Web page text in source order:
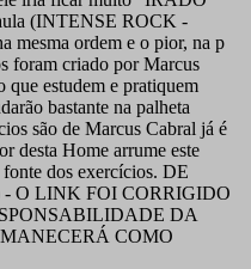
(INTENSE ROCK -
mesma ordem e o pior, na p
foram criado por Marcus
que estudem e pratiquem
bastante na palheta
são de Marcus Cabral já é
desta Home arrume este
dos exercícios. DE
O LINK FOI CORRIGIDO
DA
COMO